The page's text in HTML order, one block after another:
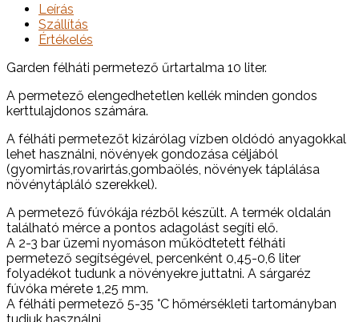
Leírás
Szállítás
Értékelés
Garden ​félháti permetező űrtartalma 10 liter.
A permetező elengedhetetlen kellék minden gondos
kerttulajdonos számára.
A félháti permetezőt kizárólag vízben oldódó anyagokkal
lehet használni, növények gondozása céljából
(gyomirtás,rovarirtás,gombaölés, növények táplálása
növénytápláló szerekkel).
A permetező fúvókája rézből készült. A termék oldalán
található mérce a pontos adagolást segíti elő.
A 2-3 bar üzemi nyomáson működtetett félháti
permetező segítségével, percenként 0,45-0,6 liter
folyadékot tudunk a növényekre juttatni. A sárgaréz
fúvóka mérete 1,25 mm.
A félháti permetező 5-35 °C hőmérsékleti tartományban